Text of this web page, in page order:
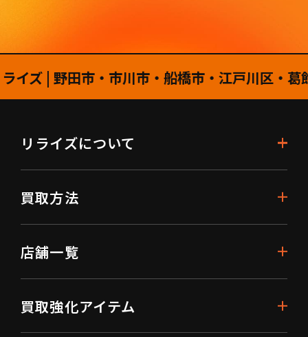
| 野田市・市川市・船橋市・江戸川区・葛飾
リライズについて
買取方法
店舗一覧
買取強化アイテム